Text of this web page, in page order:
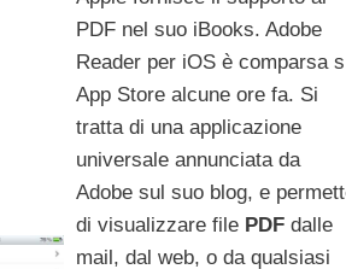
PDF nel suo iBooks. Adobe
Reader per iOS è comparsa
App Store alcune ore fa. Si
tratta di una applicazione
universale annunciata da
Adobe sul suo blog, e
di visualizzare file PDFdalle
mail, dal web, o da qualsiasi